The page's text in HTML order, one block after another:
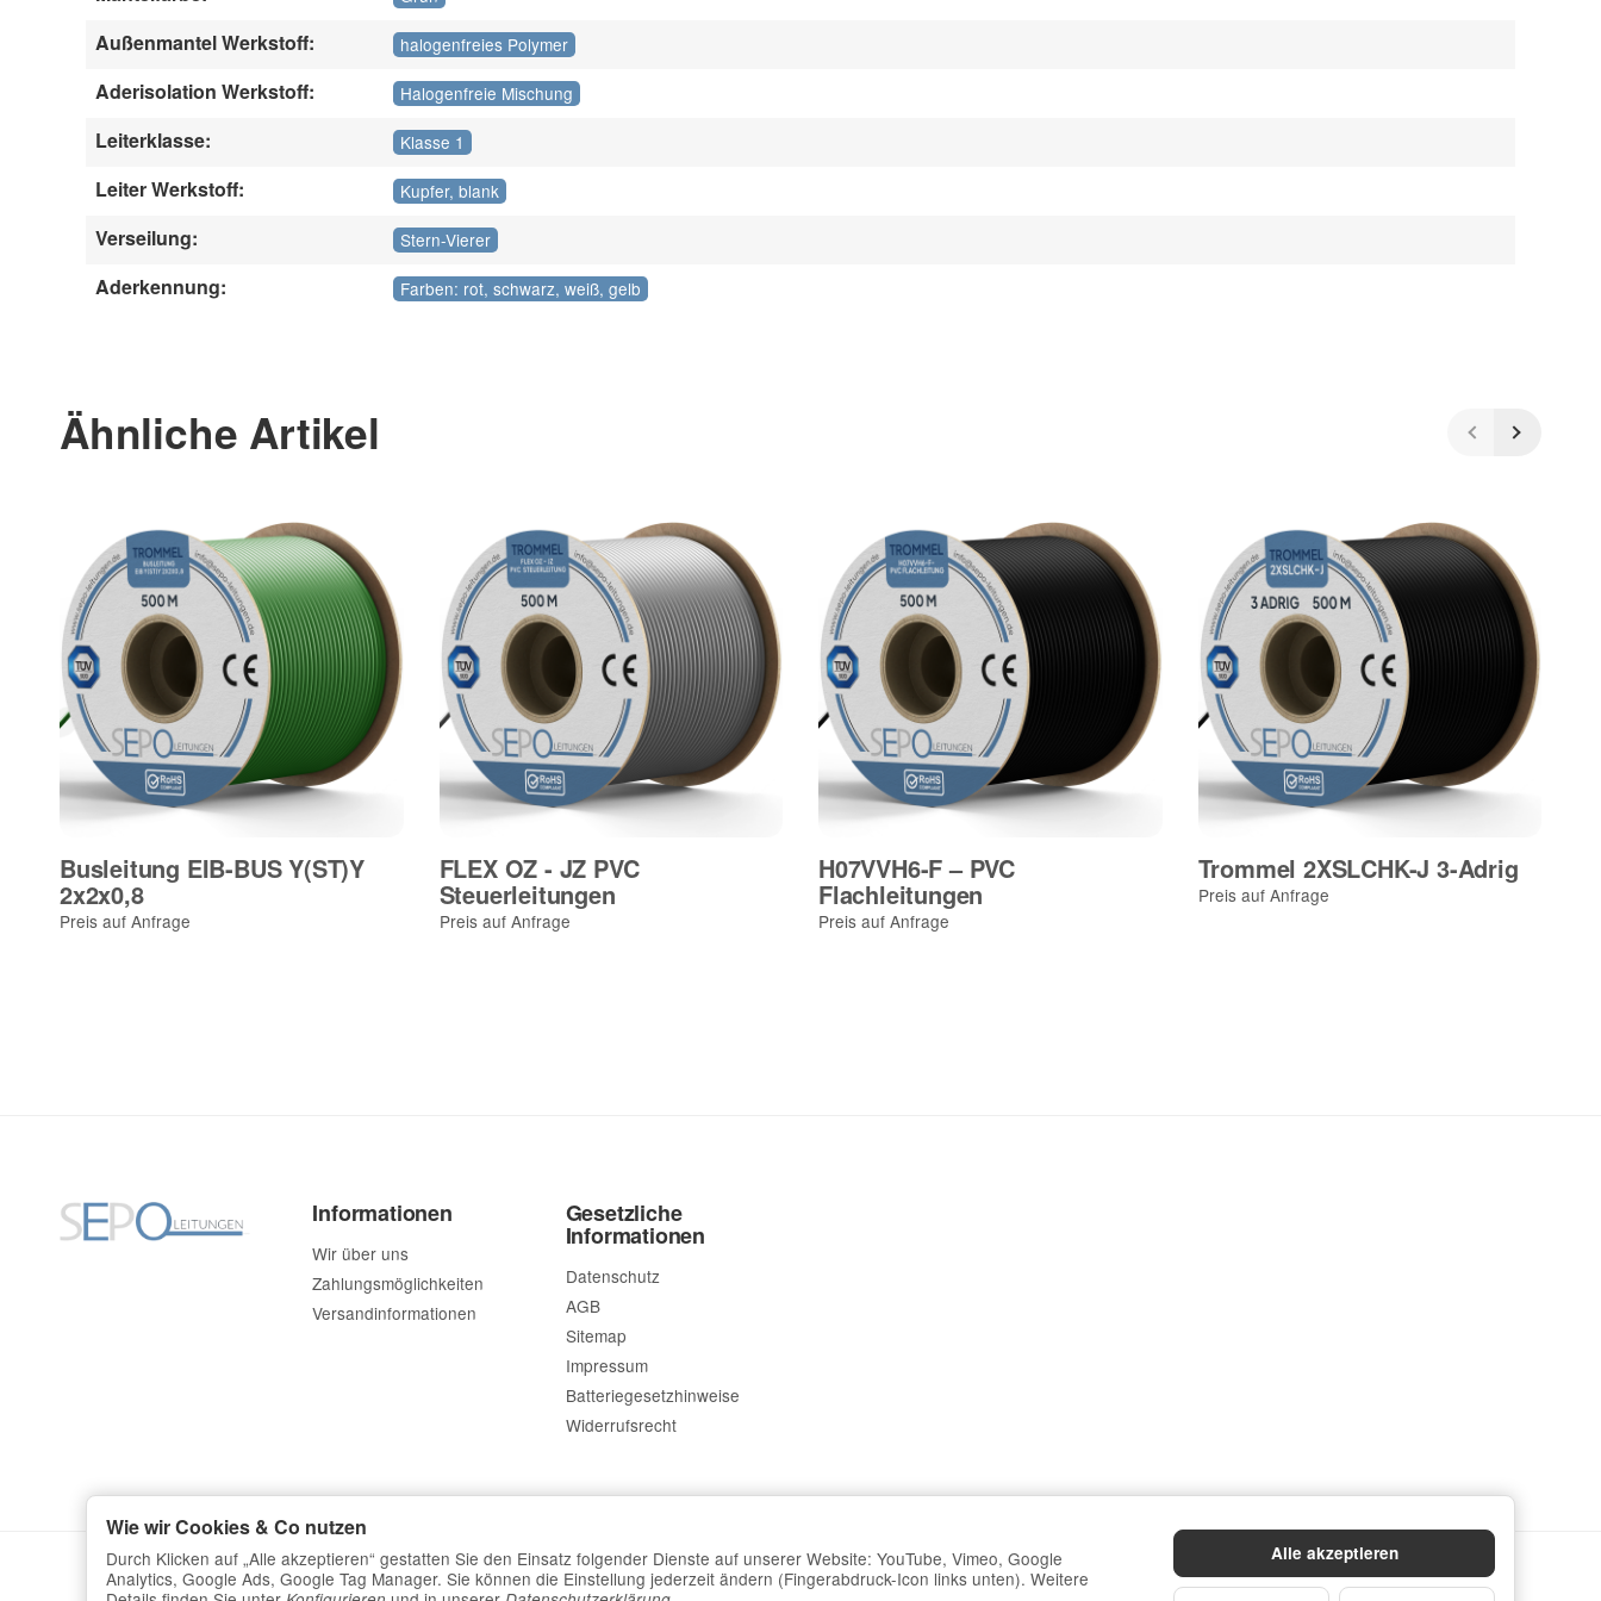
Außenmantel Werkstoff: halogenfreies Polymer
Aderisolation Werkstoff: Halogenfreie Mischung
Leiterklasse: Klasse 1
Leiter Werkstoff: Kupfer, blank
Verseilung: Stern-Vierer
Aderkennung: Farben: rot, schwarz, weiß, gelb
Ähnliche Artikel
Busleitung EIB-BUS Y(ST)Y
2x2x0,8
Preis auf Anfrage
FLEX OZ - JZ PVC
Steuerleitungen
Preis auf Anfrage
H07VVH6-F – PVC
Flachleitungen
Preis auf Anfrage
Trommel 2XSLCHK-J 3-Adrig
Preis auf Anfrage
Informationen
Wir über uns
Zahlungsmöglichkeiten
Versandinformationen
Gesetzliche
Informationen
Datenschutz
AGB
Sitemap
Impressum
Batteriegesetzhinweise
Widerrufsrecht
Alle akzeptieren
Wie wir Cookies & Co nutzen
Durch Klicken auf „Alle akzeptieren“ gestatten Sie den Einsatz folgender Dienste auf unserer Website: YouTube, Vimeo, Google
Analytics, Google Ads, Google Tag Manager. Sie können die Einstellung jederzeit ändern (Fingerabdruck-Icon links unten). Weitere